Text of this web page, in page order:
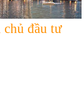
chủ đầu tư